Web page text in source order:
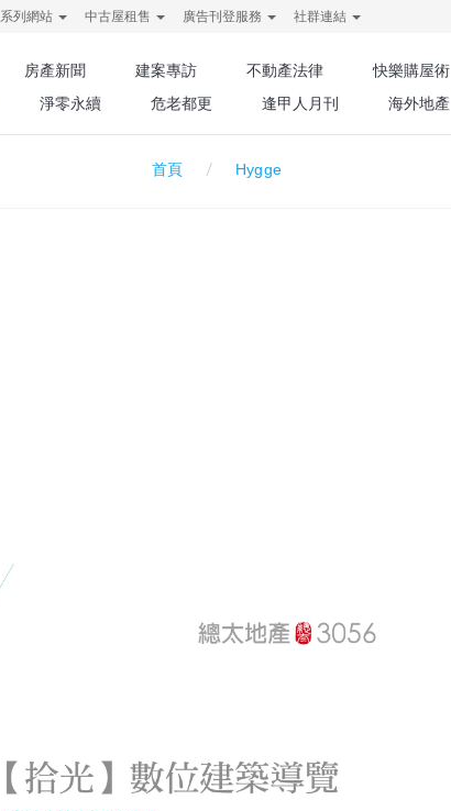
系列網站 中古屋租售 廣告刊登服務 社群連結
房產新聞 建案專訪 不動產法律 快樂購屋術
淨零永續 危老都更 逢甲人月刊 海外地產
首頁 Hygge